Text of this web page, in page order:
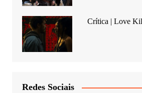
Crítica | Love
Redes Sociais